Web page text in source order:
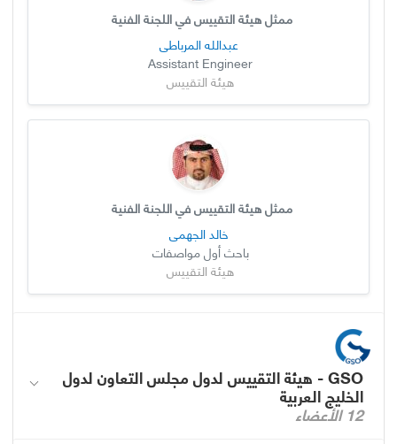
ممثل هيئة التقييس في اللجنة الفنية
عبدالله المرباطي
Assistant Engineer
هيئة التقييس
ممثل هيئة التقييس في اللجنة الفنية
خالد الجهمي
باحث أول مواصفات
هيئة التقييس
GSO - هيئة التقييس لدول مجلس التعاون لدول
الخليج العربية
12 الأعضاء